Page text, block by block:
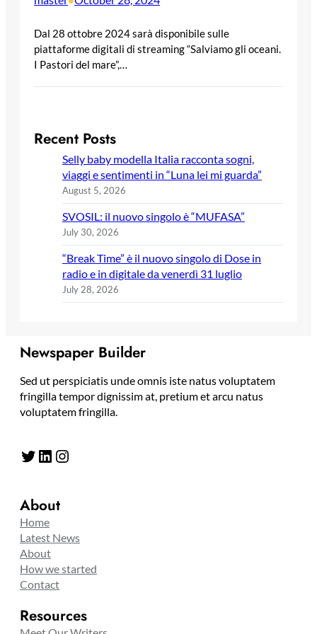
Dal 28 ottobre 2024 sarà disponibile sulle
piattaforme digitali di streaming “Salviamo gli oceani.
I Pastori del mare”,…
Recent Posts
Selly baby modella Italia racconta sogni,
viaggi e sentimenti in “Luna lei mi guarda”
August 5, 2026
SVOSIL: il nuovo singolo è “MUFASA”
July 30, 2026
“Break Time” è il nuovo singolo di Dose in
radio e in digitale da venerdì 31 luglio
July 28, 2026
Newspaper Builder
Sed ut perspiciatis unde omnis iste natus voluptatem
fringilla tempor dignissim at, pretium et arcu natus
voluptatem fringilla.
Twitter LinkedIn Instagram
About
Home
Latest News
About
How we started
Contact
Resources